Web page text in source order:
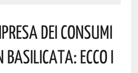
Dei Consumi
Ecco I